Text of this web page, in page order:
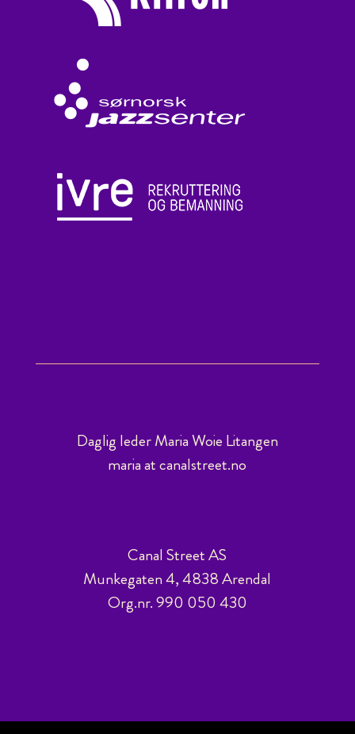
Daglig leder Maria Woie Litangen
maria at canalstreet.no
Canal Street AS
Munkegaten 4, 4838 Arendal
Org.nr. 990 050 430